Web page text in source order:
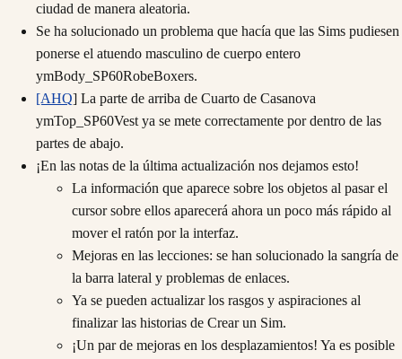
ciudad de manera aleatoria.
Se ha solucionado un problema que hacía que las Sims pudiesen
ponerse el atuendo masculino de cuerpo entero
ymBody_SP60RobeBoxers.
[AHQ] La parte de arriba de Cuarto de Casanova
ymTop_SP60Vest ya se mete correctamente por dentro de las
partes de abajo.
¡En las notas de la última actualización nos dejamos esto!
La información que aparece sobre los objetos al pasar el
cursor sobre ellos aparecerá ahora un poco más rápido al
mover el ratón por la interfaz.
Mejoras en las lecciones: se han solucionado la sangría de
la barra lateral y problemas de enlaces.
Ya se pueden actualizar los rasgos y aspiraciones al
finalizar las historias de Crear un Sim.
¡Un par de mejoras en los desplazamientos! Ya es posible